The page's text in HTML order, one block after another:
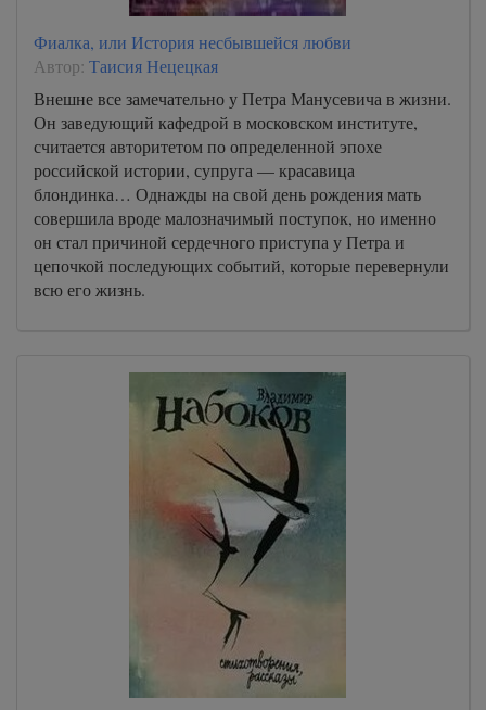
Фиалка, или История несбывшейся любви
Автор: Таисия Нецецкая
Внешне все замечательно у Петра Манусевича в жизни.
Он заведующий кафедрой в московском институте,
считается авторитетом по определенной эпохе
российской истории, супруга — красавица
блондинка… Однажды на свой день рождения мать
совершила вроде малозначимый поступок, но именно
он стал причиной сердечного приступа у Петра и
цепочкой последующих событий, которые перевернули
всю его жизнь.